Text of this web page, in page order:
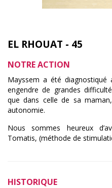
EL RHOUAT - 45
NOTRE ACTION
Mayssem a été
engendre de grandes
que dans celle de sa
autonomie.
Nous sommes heureux
Tomatis, (méthode de
HISTORIQUE